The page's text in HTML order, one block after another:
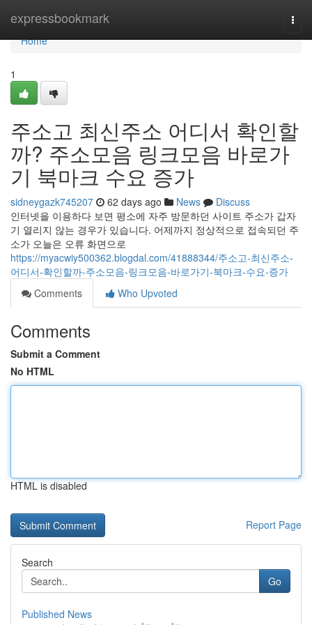
expressbookmark
Home
Home
1
주소고 최신주소 어디서 확인할
까? 주소모음 링크모음 바로가
기 북마크 수요 증가
sidneygazk745207 62 days ago News
Discuss
인터넷을 이용하다 보면 평소에 자주 방문하던 사이트 주소가 갑자
기 열리지 않는 경우가 있습니다. 어제까지 정상적으로 접속되던 주
소가 오늘은 오류 화면으로
https://myacwiy500362.blogdal.com/41888344/주소고-최신주소-
어디서-확인할까-주소모음-링크모음-바로가기-북마크-수요-증가
Comments
Who Upvoted
Comments
Submit a Comment
No HTML
HTML is disabled
Report Page
Search
Go
Published News